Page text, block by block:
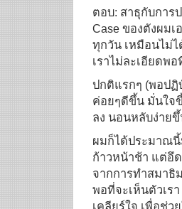
ตอบ: สาธุกับการ
Case ของตังผม
ทุกวัน เหมือนไม่ไ
เราไม่ละเอียดพ
ปกติแรกๆ (พอปฏิ
ค่อยๆดีขึ้น มั่นใจ
ลง นอนหลับง่าย
ผมก็ได้ประมาณนี้
ก้าวหน้าช้า แต่อึ
จากการทำสมาธิ
พอที่จะเห็นตัวเร
เคลียร์ใจ เพื่อช่